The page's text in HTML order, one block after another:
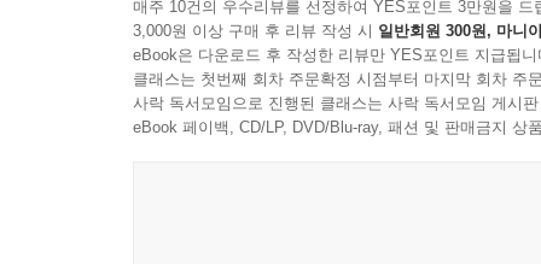
매주 10건의 우수리뷰를 선정하여 YES포인트 3만원을 드
3,000원 이상 구매 후 리뷰 작성 시 일반회원 300원, 마니
eBook은 다운로드 후 작성한 리뷰만 YES포인트 지급됩니
클래스는 첫번째 회차 주문확정 시점부터 마지막 회차 주
사락 독서모임으로 진행된 클래스는 사락 독서모임 게시
eBook 페이백, CD/LP, DVD/Blu-ray, 패션 및 판매금지 상